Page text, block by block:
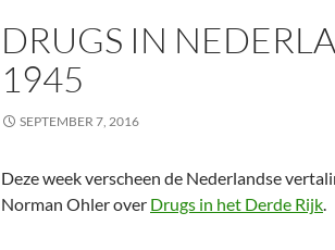
DRUGS IN
1945
SEPTEMBER 7, 2016
Deze week verscheen de Nederlandse
Norman Ohler over Drugs in het Derde Rijk.